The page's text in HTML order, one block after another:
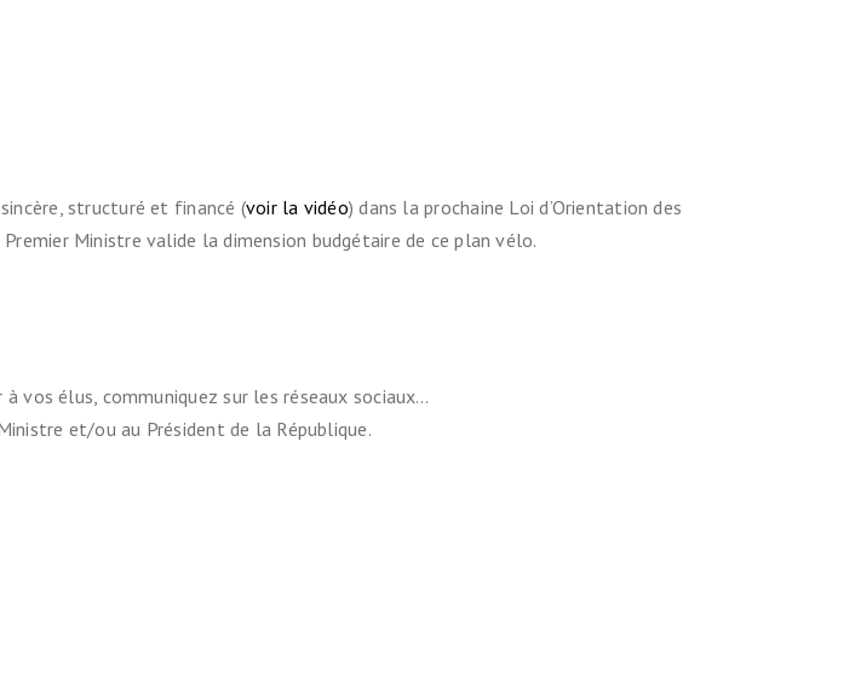
structuré et financé (voir la vidéo) dans la prochaine Loi d’Orientation des
Ministre valide la dimension budgétaire de ce plan vélo.
vos élus, communiquez sur les réseaux sociaux…
et/ou au Président de la République.